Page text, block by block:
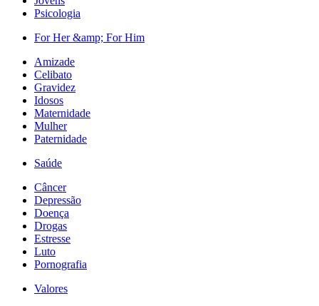
Psicologia
For Her &amp; For Him
Amizade
Celibato
Gravidez
Idosos
Maternidade
Mulher
Paternidade
Saúde
Câncer
Depressão
Doença
Drogas
Estresse
Luto
Pornografia
Valores